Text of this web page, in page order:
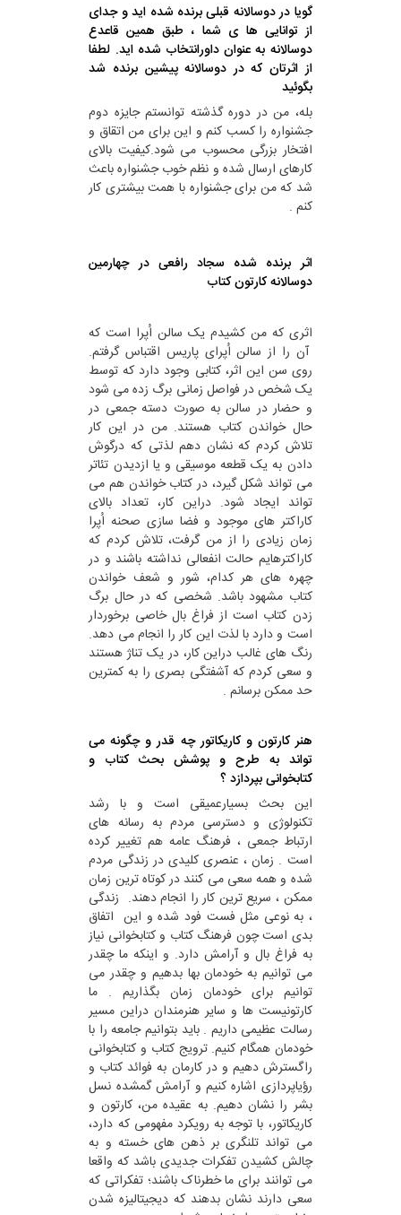
گویا در دوسالانه قبلی برنده شده اید و جدای
از توانایی ها ی شما ، طبق همین قاعدع
دوسالانه به عنوان داورانتخاب شده اید. لطفا
از اثرتان که در دوسالانه پیشین برنده شد
بگوئید
بله، من در دوره گذشته توانستم جایزه دوم
جشنواره را کسب کنم و این برای من اتقاق و
افتخار بزرگی محسوب می شود.کیفیت بالای
کارهای ارسال شده و نظم خوب جشنواره باعث
شد که من برای جشنواره با همت بیشتری کار
کنم .
اثر برنده شده سجاد رافعی در چهارمین
دوسالانه کارتون کتاب
اثری که من کشیدم یک سالن اُپرا است که
آن را از سالن اُپرای پاریس اقتباس گرفتم.
روی سن این اثر، کتابی وجود دارد که توسط
یک شخص در فواصل زمانی برگ زده می شود
و حضار در سالن به صورت دسته جمعی در
حال خواندن کتاب هستند. من در این کار
تلاش کردم که نشان دهم لذتی که درگوش
دادن به یک قطعه موسیقی و یا ازدیدن تئاتر
می تواند شکل گیرد، در کتاب خواندن هم می
تواند ایجاد شود. دراین کار، تعداد بالای
کاراکتر های موجود و فضا سازی صحنه اُپرا
زمان زیادی را از من گرفت، تلاش کردم که
کاراکترهایم حالت انفعالی نداشته باشند و در
چهره های هر کدام، شور و شعف خواندن
کتاب مشهود باشد. شخصی که در حال برگ
زدن کتاب است از فراغ بال خاصی برخوردار
است و دارد با لذت این کار را انجام می دهد.
رنگ های غالب دراین کار، در یک تناژ هستند
و سعی کردم که آشفتگی بصری را به کمترین
حد ممکن برسانم .
هنر کارتون و کاریکاتور چه قدر و چگونه می
تواند به طرح و پوشش بحث کتاب و
کتابخوانی بپردازد ؟
این بحث بسیارعمیقی است و با رشد
تکنولوژی و دسترسی مردم به رسانه های
ارتباط جمعی ، فرهنگ عامه هم تغییر کرده
است . زمان ، عنصری کلیدی در زندگی مردم
شده و همه سعی می کنند در کوتاه ترین زمان
ممکن ، سریع ترین کار را انجام دهند. زندگی
، به نوعی مثل فست فود شده و این اتفاق
بدی است چون فرهنگ کتاب و کتابخوانی نیاز
به فراغ بال و آرامش دارد. و اینکه ما چقدر
می توانیم به خودمان بها بدهیم و چقدر می
توانیم برای خودمان زمان بگذاریم . ما
کارتونیست ها و سایر هنرمندان دراین مسیر
رسالت عظیمی داریم . باید بتوانیم جامعه را با
خودمان همگام کنیم. ترویج کتاب و کتابخوانی
راگسترش دهیم و در کارمان به فوائد کتاب و
رؤیاپردازی اشاره کنیم و آرامش گمشده نسل
بشر را نشان دهیم. به عقیده من، کارتون و
کاریکاتور، با توجه به رویکرد مفهومی که دارد،
می تواند تلنگری بر ذهن های خسته و به
چالش کشیدن تفکرات جدیدی باشد که واقعا
می توانند برای ما خطرناک باشند؛ تفکراتی که
سعی دارند نشان بدهند که دیجیتالیزه شدن